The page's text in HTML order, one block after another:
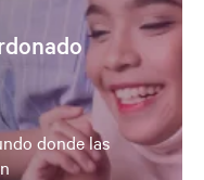
donde las